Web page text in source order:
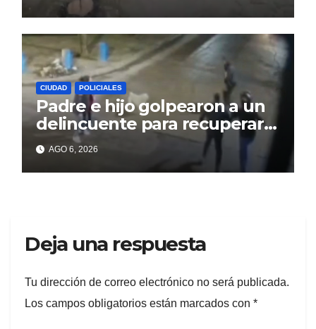
CIUDAD POLICIALES
Padre e hijo golpearon a un
delincuente para recuperar
un celular robado en Berisso
AGO 6, 2026
Deja una respuesta
Tu dirección de correo electrónico no será publicada.
Los campos obligatorios están marcados con *